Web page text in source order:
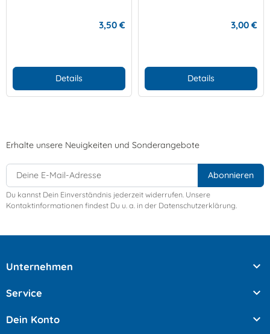
3,50 €
Details
3,00 €
Details
Erhalte unsere Neuigkeiten und Sonderangebote
Du kannst Dein Einverständnis jederzeit widerrufen. Unsere
Kontaktinformationen findest Du u. a. in der Datenschutzerklärung.
Unternehmen 
Service 
Dein Konto 